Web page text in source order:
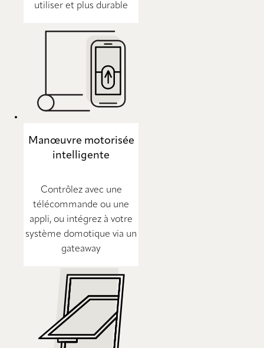
utiliser et plus durable
Manœuvre motorisée
intelligente
Contrôlez avec une
télécommande ou une
appli, ou intégrez à votre
système domotique via un
gateaway